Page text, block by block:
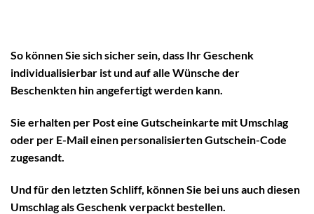
So können Sie sich sicher sein, dass Ihr Geschenk
individualisierbar ist und auf alle Wünsche der
Beschenkten hin angefertigt werden kann.
Sie erhalten per Post eine Gutscheinkarte mit Umschlag
oder per E-Mail einen personalisierten Gutschein-Code
zugesandt.
Und für den letzten Schliff, können Sie bei uns auch diesen
Umschlag als Geschenk verpackt bestellen.